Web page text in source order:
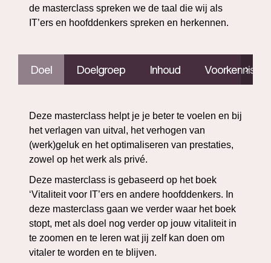
de masterclass spreken we de taal die wij als
IT’ers en hoofddenkers spreken en herkennen.
Doel Doelgroep Inhoud Voorkennis
Deze masterclass helpt je je beter te voelen en bij
het verlagen van uitval, het verhogen van
(werk)geluk en het optimaliseren van prestaties,
zowel op het werk als privé.
Deze masterclass is gebaseerd op het boek
‘Vitaliteit voor IT’ers en andere hoofddenkers. In
deze masterclass gaan we verder waar het boek
stopt, met als doel nog verder op jouw vitaliteit in
te zoomen en te leren wat jij zelf kan doen om
vitaler te worden en te blijven.